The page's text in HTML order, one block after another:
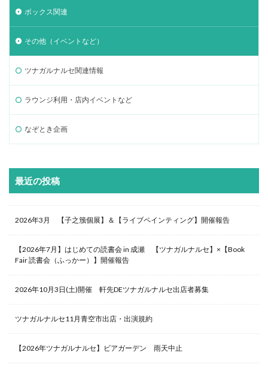
ボックス関連
その他（イベントなど）
ツナガルナルセ関連情報
ラウンジ利用・店内イベントなど
なぞとき企画
最近の投稿
2026年3月 【子之籏個展】＆【ライブペインティング】開催報告
【2026年7月】はじめての読書会 in 成瀬 【ツナガルナルセ】×【Book
Fair 読書会（ふっかー）】開催報告
2026年10月3日(土)開催 軒先DEツナガルナルセ出店者募集
ツナガルナルセ11月青空市出店・出演規約
【2026年ツナガルナルセ】ビアガーデン 雨天中止